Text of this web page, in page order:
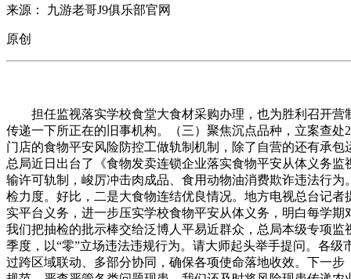
来源： 九游老哥J9俱乐部官网
原创
担任监视落实学校食堂大食材采购办理，也为胜利召开营
传递一下所正在的旧事机构。（三）聚焦沉点品种，立案查
门店的食物平安风险防控工做轨制机制，除了自营的还有承
总局近日出台了《食物发卖连锁企业落实食物平安从体义务
输许可轨制，峻厉冲击肉成品、食用动物油消费欺诈违法行
检力度。好比，二是大食物连结优良情况。地方电视总台记
实平台义务，进一步压实学校食物平安从体义务，明白每学
我们把抽检的批示棒交给泛博人平易近群众，总局本级专项
季度，以“零”立场违法违规行为。请大师起头举手提问。各
过跨区域联动、多部分协同，确保各项使命落地收效。下一